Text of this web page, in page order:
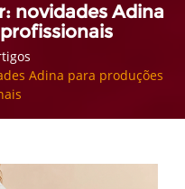
novidades Adina
Adina para produções